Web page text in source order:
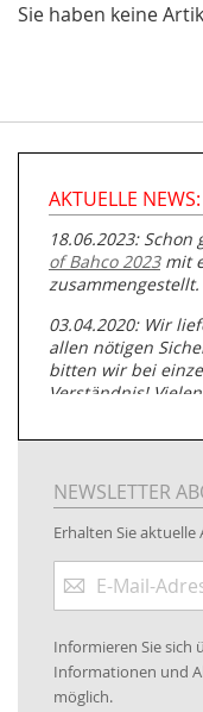
Sie haben keine
AKTUELLE NEWS:
18.06.2023:
of Bahco 2023mit
03.04.2020: Wir
allen nötigen
bitten wir bei
Verständnis!
05.07.2019:
Rohrbearbeitung
01.06.2019:
04.11.2018:
16.01.2017:JETZT
Maestro)
NEWSLETTER
Erhalten Sie
zum
Informieren Sie sich
Informationen und
möglich.